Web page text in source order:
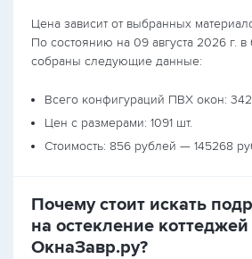
Цена зависит от выбранных
По состоянию на 09 августа 2026 г.
собраны следующие данные:
Всего конфигураций ПВХ окон:
Цен с размерами: 1091 шт.
Стоимость: 856 рублей — 145268
Почему стоит искать
на остекление коттеджей
ОкнаЗавр.ру?